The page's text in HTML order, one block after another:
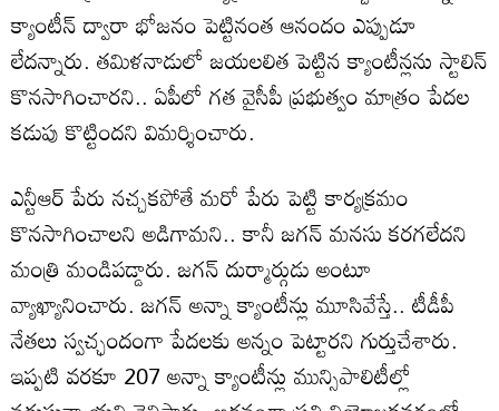
క్యాంటీన్ ద్వారా భోజనం పెట్టినంత ఆనందం ఎప్పుడూ
లేదన్నారు. తమిళనాడులో జయలలిత పెట్టిన క్యాంటీన్లను స్టాలిన్
కొనసాగించారని.. ఏపీలో గత వైసీపీ ప్రభుత్వం మాత్రం పేదల
కడుపు కొట్టిందని విమర్శించారు.
ఎన్టీఆర్ పేరు నచ్చకపోతే మరో పేరు పెట్టి కార్యక్రమం
కొనసాగించాలని అడిగామని.. కానీ జగన్ మనసు కరగలేదని
మంత్రి మండిపడ్డారు. జగన్ దుర్మార్గుడు అంటూ
వ్యాఖ్యానించారు. జగన్ అన్నా క్యాంటీన్లు మూసివేస్తే.. టీడీపీ
నేతలు స్వచ్ఛందంగా పేదలకు అన్నం పెట్టారని గుర్తుచేశారు.
ఇప్పటి వరకూ 207 అన్నా క్యాంటీన్లు మున్సిపాలిటీల్లో